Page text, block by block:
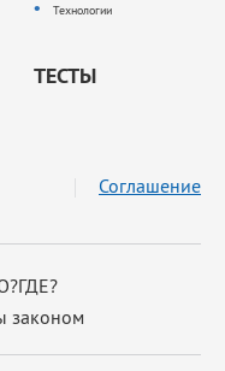
Технологии
ТЕСТЫ
законом
Соглашение